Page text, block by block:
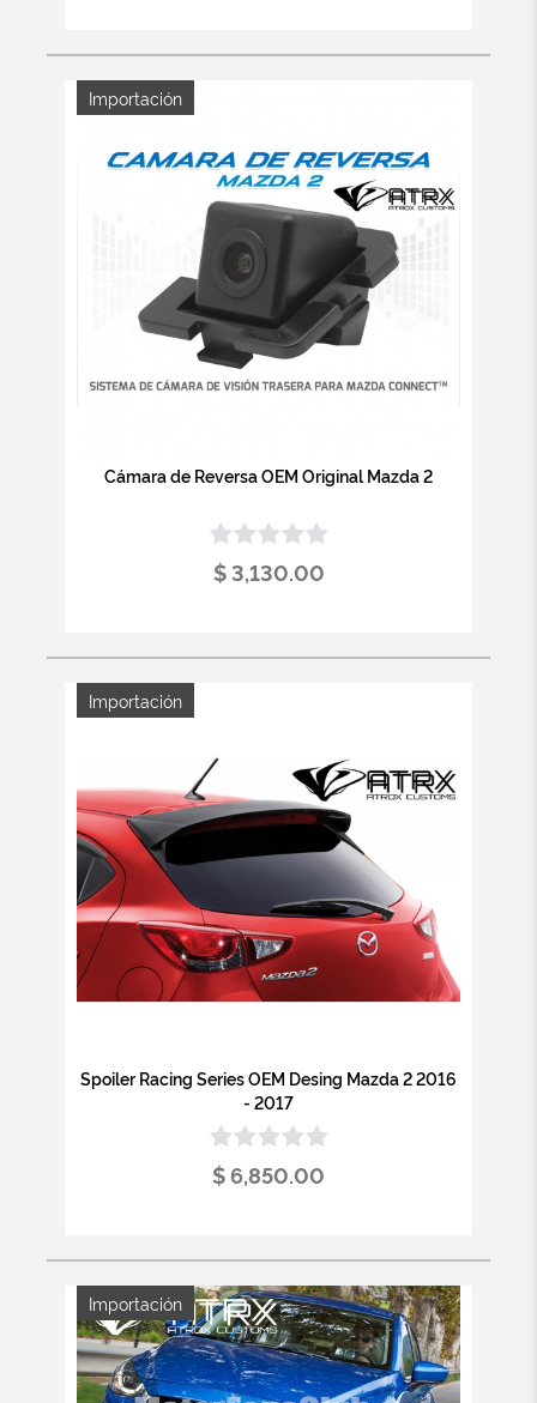
Importación
Cámara de Reversa OEM Original Mazda 2
$ 3,130.00
Importación
Spoiler Racing Series OEM Desing Mazda 2 2016
- 2017
$ 6,850.00
Importación